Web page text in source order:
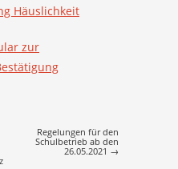
Häuslichkeit
zur
Regelungen für den
Schulbetrieb ab den
26.05.2021 →